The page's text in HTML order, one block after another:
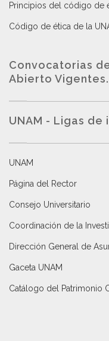
Principios del código de
Código de ética de la
Convocatorias
Abierto Vigentes.
UNAM - Ligas de
UNAM
Página del Rector
Consejo Universitario
Coordinación de la
Dirección General de
Gaceta UNAM
Catálogo del Patrimonio